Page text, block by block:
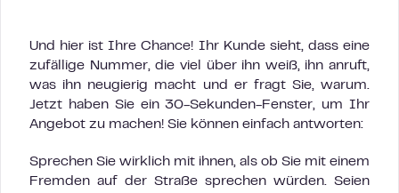
Und hier ist Ihre Chance! Ihr Kunde sieht, dass eine
zufällige Nummer, die viel über ihn weiß, ihn anruft,
was ihn neugierig macht und er fragt Sie, warum.
Jetzt haben Sie ein 30-Sekunden-Fenster, um Ihr
Angebot zu machen! Sie können einfach antworten:
Sprechen Sie wirklich mit ihnen, als ob Sie mit einem
Fremden auf der Straße sprechen würden. Seien